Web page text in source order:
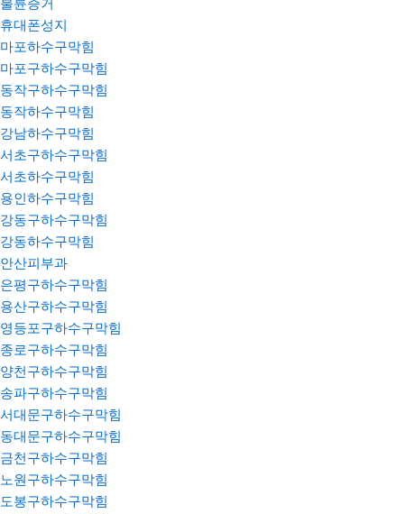
불륜증거
휴대폰성지
마포하수구막힘
마포구하수구막힘
동작구하수구막힘
동작하수구막힘
강남하수구막힘
서초구하수구막힘
서초하수구막힘
용인하수구막힘
강동구하수구막힘
강동하수구막힘
안산피부과
은평구하수구막힘
용산구하수구막힘
영등포구하수구막힘
종로구하수구막힘
양천구하수구막힘
송파구하수구막힘
서대문구하수구막힘
동대문구하수구막힘
금천구하수구막힘
노원구하수구막힘
도봉구하수구막힘